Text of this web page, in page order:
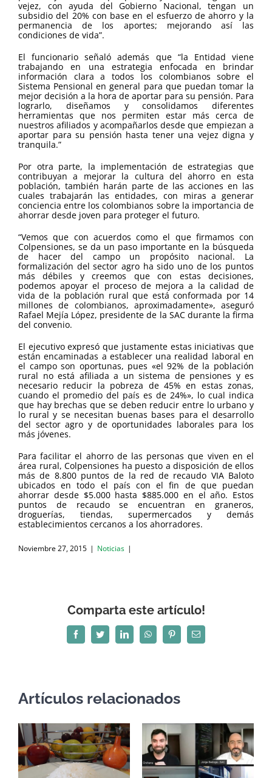
vejez, con ayuda del Gobierno Nacional, tengan un
subsidio del 20% con base en el esfuerzo de ahorro y la
permanencia de los aportes; mejorando así las
condiciones de vida”.
El funcionario señaló además que “la Entidad viene
trabajando en una estrategia enfocada en brindar
información clara a todos los colombianos sobre el
Sistema Pensional en general para que puedan tomar la
mejor decisión a la hora de aportar para su pensión. Para
lograrlo, diseñamos y consolidamos diferentes
herramientas que nos permiten estar más cerca de
nuestros afiliados y acompañarlos desde que empiezan a
aportar para su pensión hasta tener una vejez digna y
tranquila.”
Por otra parte, la implementación de estrategias que
contribuyan a mejorar la cultura del ahorro en esta
población, también harán parte de las acciones en las
cuales trabajarán las entidades, con miras a generar
conciencia entre los colombianos sobre la importancia de
ahorrar desde joven para proteger el futuro.
“Vemos que con acuerdos como el que firmamos con
Colpensiones, se da un paso importante en la búsqueda
de hacer del campo un propósito nacional. La
formalización del sector agro ha sido uno de los puntos
más débiles y creemos que con estas decisiones,
podemos apoyar el proceso de mejora a la calidad de
vida de la población rural que está conformada por 14
millones de colombianos, aproximadamente», aseguró
Rafael Mejía López, presidente de la SAC durante la firma
del convenio.
El ejecutivo expresó que justamente estas iniciativas que
están encaminadas a establecer una realidad laboral en
el campo son oportunas, pues «el 92% de la población
rural no está afiliada a un sistema de pensiones y es
necesario reducir la pobreza de 45% en estas zonas,
cuando el promedio del país es de 24%», lo cual indica
que hay brechas que se deben reducir entre lo urbano y
lo rural y se necesitan buenas bases para el desarrollo
del sector agro y de oportunidades laborales para los
más jóvenes.
Para facilitar el ahorro de las personas que viven en el
área rural, Colpensiones ha puesto a disposición de ellos
más de 8.800 puntos de la red de recaudo VIA Baloto
ubicados en todo el país con el fin de que puedan
ahorrar desde $5.000 hasta $885.000 en el año. Estos
puntos de recaudo se encuentran en graneros,
droguerías, tiendas, supermercados y demás
establecimientos cercanos a los ahorradores.
Noviembre 27, 2015 | Noticias |
Comparta este artículo!
FacebookTwitterLinkedInWhatsAppPinterestCorreo
electrónico
Artículos relacionados